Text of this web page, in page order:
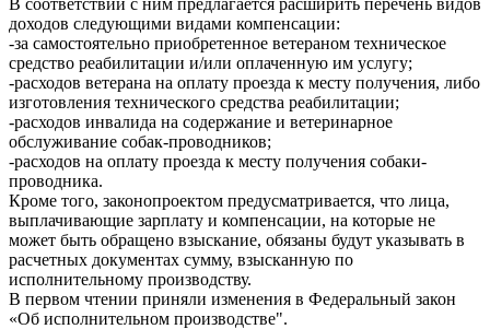
доходов следующими видами компенсации:
-за самостоятельно приобретенное ветераном техническое
средство реабилитации и/или оплаченную им услугу;
-расходов ветерана на оплату проезда к месту получения, либо
изготовления технического средства реабилитации;
-расходов инвалида на содержание и ветеринарное
обслуживание собак-проводников;
-расходов на оплату проезда к месту получения собаки-
проводника.
Кроме того, законопроектом предусматривается, что лица,
выплачивающие зарплату и компенсации, на которые не
может быть обращено взыскание, обязаны будут указывать в
расчетных документах сумму, взысканную по
исполнительному производству.
В первом чтении приняли изменения в Федеральный закон
«Об исполнительном производстве".